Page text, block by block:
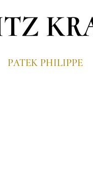
PATEK PHILIPPE